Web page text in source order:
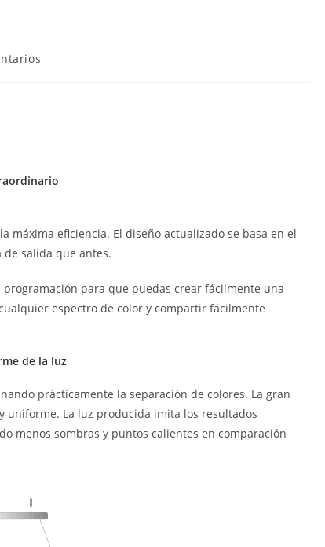
máxima eficiencia. El diseño actualizado se basa en el
de salida que antes.
para que puedas crear fácilmente una
espectro de color y compartir fácilmente
de la luz
prácticamente la separación de colores. La gran
uniforme. La luz producida imita los resultados
menos sombras y puntos calientes en comparación